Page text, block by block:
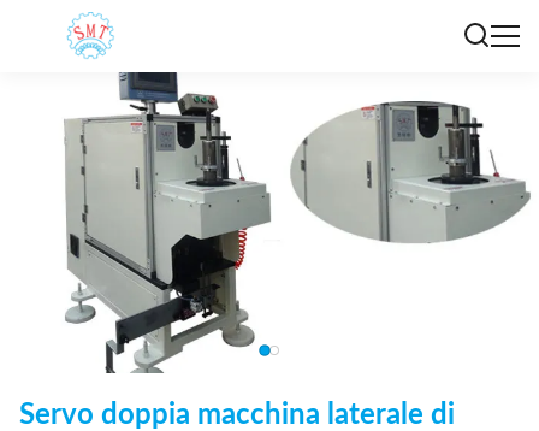
Servo doppia macchina laterale di